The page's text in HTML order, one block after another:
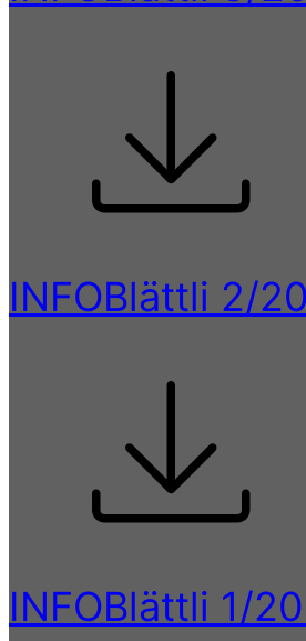
INFOBlättli 2/
INFOBlättli 1/